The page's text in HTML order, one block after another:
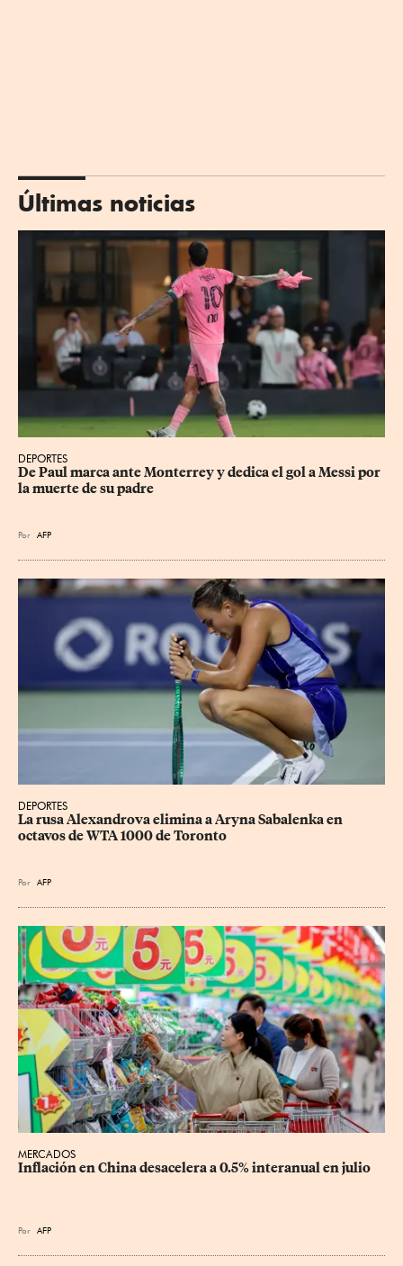
Últimas noticias
DEPORTES
De Paul marca ante Monterrey y dedica el gol a Messi por
la muerte de su padre
Por AFP
DEPORTES
La rusa Alexandrova elimina a Aryna Sabalenka en
octavos de WTA 1000 de Toronto
Por AFP
MERCADOS
Inflación en China desacelera a 0.5% interanual en julio
Por AFP